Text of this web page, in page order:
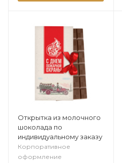
Открытка из молочного
шоколада по
индивидуальному заказу
Корпоративное
оформление